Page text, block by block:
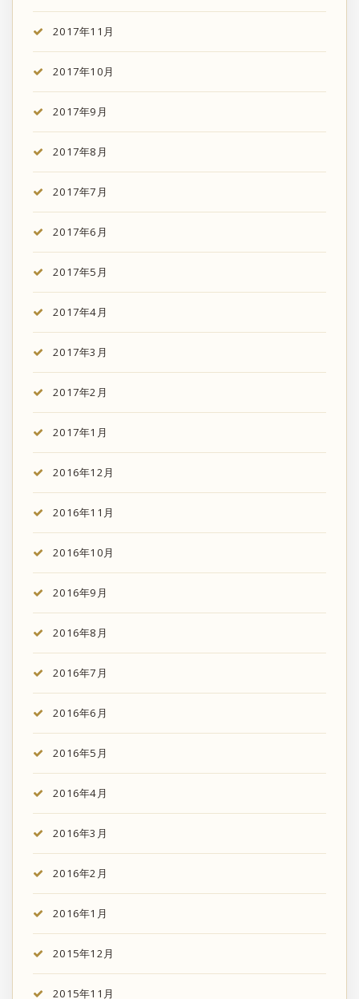
2017年11月
2017年10月
2017年9月
2017年8月
2017年7月
2017年6月
2017年5月
2017年4月
2017年3月
2017年2月
2017年1月
2016年12月
2016年11月
2016年10月
2016年9月
2016年8月
2016年7月
2016年6月
2016年5月
2016年4月
2016年3月
2016年2月
2016年1月
2015年12月
2015年11月